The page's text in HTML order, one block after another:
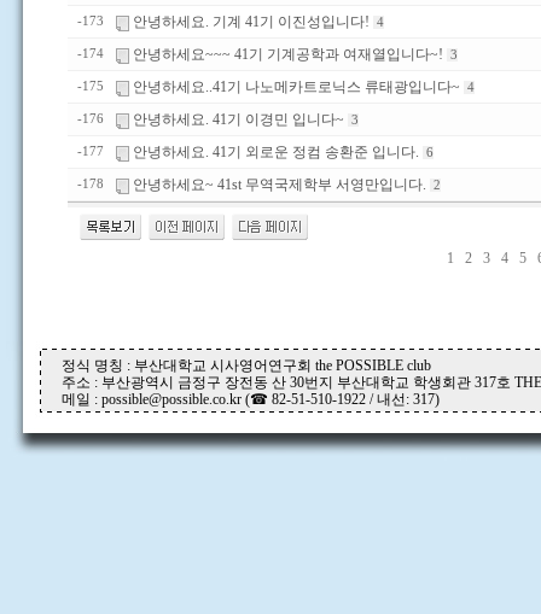
-173 안녕하세요. 기계 41기 이진성입니다! 4
-174 안녕하세요~~~ 41기 기계공학과 여재열입니다~! 3
-175 안녕하세요..41기 나노메카트로닉스 류태광입니다~ 4
-176 안녕하세요. 41기 이경민 입니다~ 3
-177 안녕하세요. 41기 외로운 정컴 송환준 입니다. 6
-178 안녕하세요~ 41st 무역국제학부 서영만입니다. 2
1 2 3 4 5
정식 명칭 : 부산대학교 시사영어연구회 the POSSIBLE club
주소 : 부산광역시 금정구 장전동 산 30번지 부산대학교 학생회관 317호
메일 : possible@possible.co.kr (☎ 82-51-510-1922 / 내선: 317)